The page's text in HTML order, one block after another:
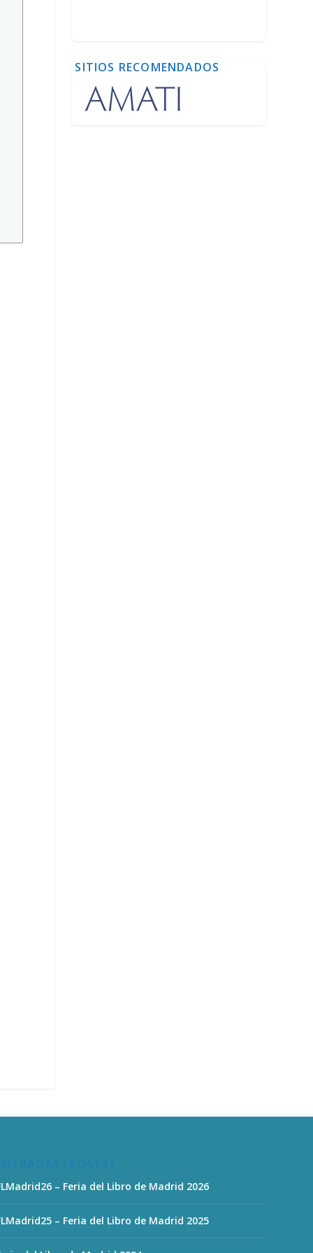
SITIOS RECOMENDADOS
– Feria del Libro de Madrid 2026
– Feria del Libro de Madrid 2025